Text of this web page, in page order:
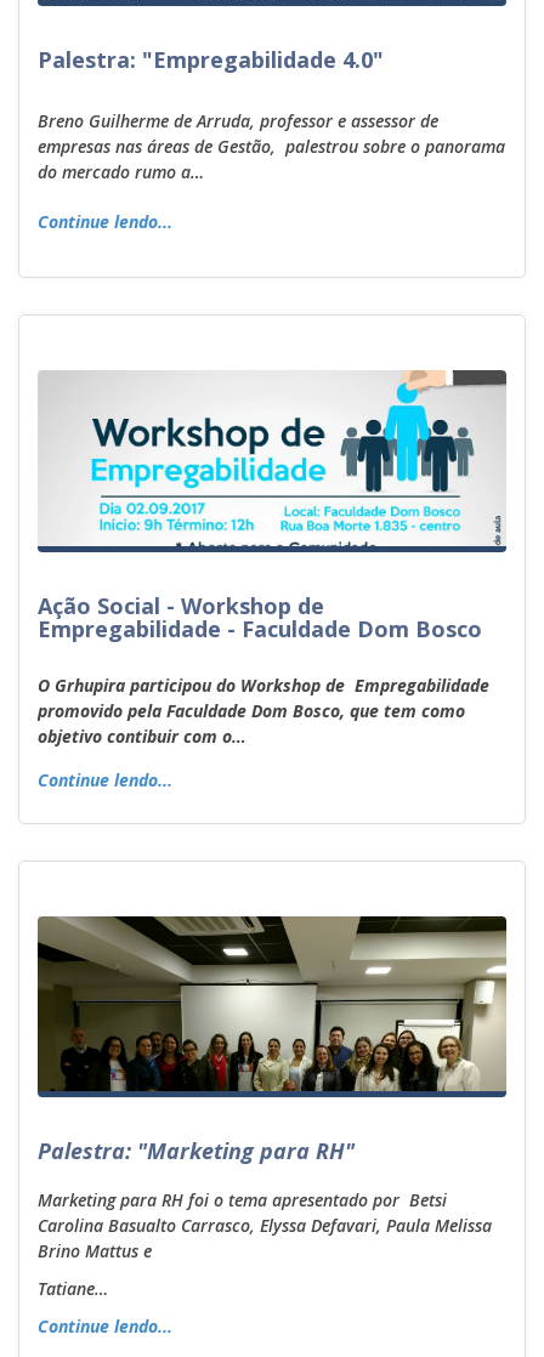
Palestra: "Empregabilidade 4.0"
Breno Guilherme de Arruda, professor e assessor de
empresas nas áreas de Gestão, palestrou sobre o panorama
do mercado rumo a…
Continue lendo...
Ação Social - Workshop de
Empregabilidade - Faculdade Dom Bosco
O Grhupira participou do Workshop de Empregabilidade
promovido pela Faculdade Dom Bosco, que tem como
objetivo contibuir com o…
Continue lendo...
Palestra: "Marketing para RH"
Marketing para RH foi o tema apresentado por Betsi
Carolina Basualto Carrasco, Elyssa Defavari, Paula Melissa
Brino Mattus e
Tatiane…
Continue lendo...